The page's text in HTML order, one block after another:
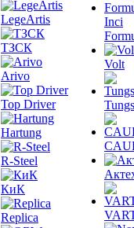
LegeArtis
ТЗСК
Arivo
Top Driver
Hartung
R-Steel
КиК
Replica
Inci
Volt